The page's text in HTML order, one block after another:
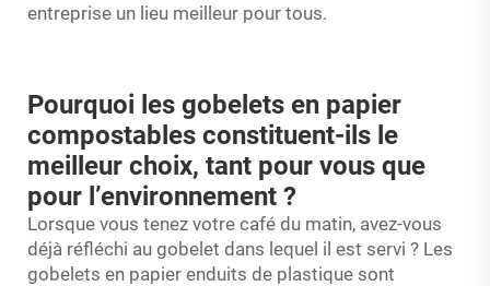
entreprise un lieu meilleur pour tous.
Pourquoi les gobelets en papier
compostables constituent-ils le
meilleur choix, tant pour vous que
pour l’environnement ?
Lorsque vous tenez votre café du matin, avez-vous
déjà réfléchi au gobelet dans lequel il est servi ? Les
gobelets en papier enduits de plastique sont